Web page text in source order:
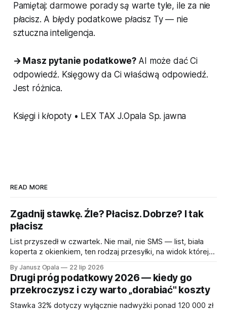
Pamiętaj: darmowe porady są warte tyle, ile za nie
płacisz. A błędy podatkowe płacisz Ty — nie
sztuczna inteligencja.
→ Masz pytanie podatkowe?AI może dać Ci
odpowiedź. Księgowy da Ci właściwą odpowiedź.
Jest różnica.
Księgi i kłopoty • LEX TAX J.Opala Sp. jawna
READ MORE
Zgadnij stawkę. Źle? Płacisz. Dobrze? I tak
płacisz
List przyszedł w czwartek. Nie mail, nie SMS — list, biała
koperta z okienkiem, ten rodzaj przesyłki, na widok której
w ciągu ostatnich pięciu sekund. W środku wezwanie.
Urząd uprzejmie prosi o wyjaśnienie, dlaczego mój klient —
tester, człowiek, który cały dzień próbuje zepsuć cudze
gry,
By Janusz Opala 22 lip 2026
Drugi próg podatkowy 2026 — kiedy go
przekroczysz i czy warto „dorabiać" koszty
Stawka 32% dotyczy wyłącznie nadwyżki ponad 120 000 zł